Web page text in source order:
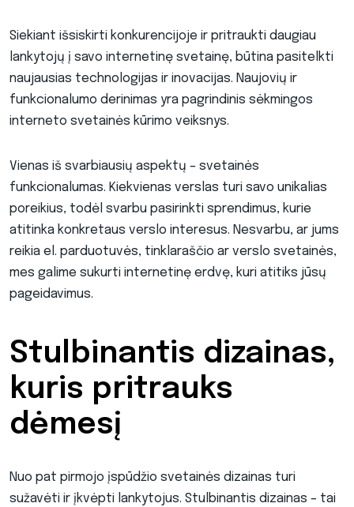
Siekiant išsiskirti konkurencijoje ir pritraukti daugiau
lankytojų į savo internetinę svetainę, būtina pasitelkti
naujausias technologijas ir inovacijas. Naujovių ir
funkcionalumo derinimas yra pagrindinis sėkmingos
interneto svetainės kūrimo veiksnys.
Vienas iš svarbiausių aspektų – svetainės
funkcionalumas. Kiekvienas verslas turi savo unikalias
poreikius, todėl svarbu pasirinkti sprendimus, kurie
atitinka konkretaus verslo interesus. Nesvarbu, ar jums
reikia el. parduotuvės, tinklaraščio ar verslo svetainės,
mes galime sukurti internetinę erdvę, kuri atitiks jūsų
pageidavimus.
Stulbinantis dizainas,
kuris pritrauks
dėmesį
Nuo pat pirmojo įspūdžio svetainės dizainas turi
sužavėti ir įkvėpti lankytojus. Stulbinantis dizainas – tai